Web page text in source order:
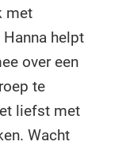
met
helpt
over een
te
liefst met
Wacht